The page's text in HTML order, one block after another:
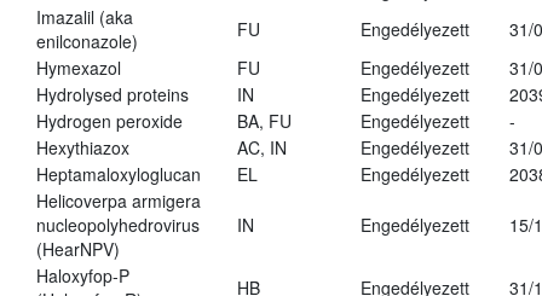
Imazalil (aka
enilconazole)
FU Engedélyezett
31/
Hymexazol
FU Engedélyezett
31/
Hydrolysed proteins
IN Engedélyezett
Hydrogen peroxide
BA, FU Engedélyezett
-
Hexythiazox
AC, IN Engedélyezett
31/
Heptamaloxyloglucan
EL Engedélyezett
Helicoverpa armigera
nucleopolyhedrovirus
(HearNPV)
IN Engedélyezett 15/
Haloxyfop-P
HB Engedélyezett
31/